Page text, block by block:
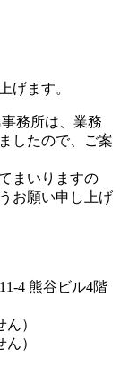
げます。
務所は、業務
したので、ご案
まいりますの
お願い申し上げ
4 熊谷ビル4階
）
）